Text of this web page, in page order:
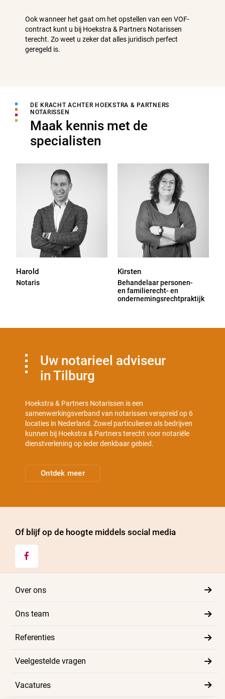
Ook wanneer het gaat om het opstellen van een VOF-
contract kunt u bij Hoekstra & Partners Notarissen
terecht. Zo weet u zeker dat alles juridisch perfect
geregeld is.
DE KRACHT ACHTER HOEKSTRA & PARTNERS
NOTARISSEN
Maak kennis met de
specialisten
Harold
Notaris
Kirsten
Behandelaar personen-
en familierecht- en
ondernemingsrechtpraktijk
Uw notarieel adviseur
in Tilburg
Hoekstra & Partners Notarissen is een
samenwerkingsverband van notarissen verspreid op 6
locaties in Nederland. Zowel particulieren als bedrijven
kunnen bij Hoekstra & Partners terecht voor notariële
dienstverlening op ieder denkbaar gebied.
Ontdek meer
Of blijf op de hoogte middels social media

Over ons
Ons team
Referenties
Veelgestelde vragen
Vacatures